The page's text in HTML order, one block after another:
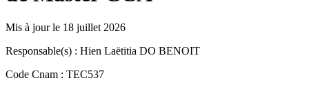
Mis à jour le 18 juillet 2026
Responsable(s) : Hien Laëtitia DO BENOIT
Code Cnam : TEC537